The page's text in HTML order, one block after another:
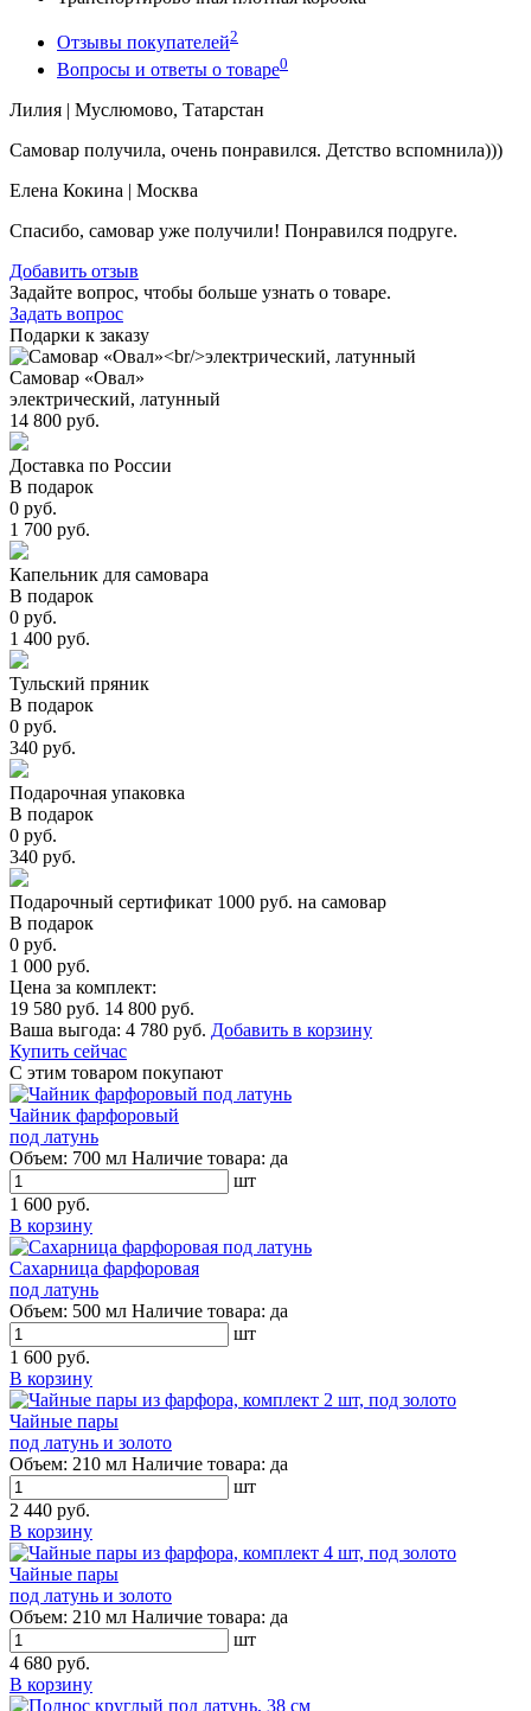
Отзывы покупателей2
Вопросы и ответы о товаре0
Лилия | Муслюмово, Татарстан
Самовар получила, очень понравился. Детство вспомнила)))
Елена Кокина | Москва
Спасибо, самовар уже получили! Понравился подруге.
Добавить отзыв
Задайте вопрос, чтобы больше узнать о товаре.
Задать вопрос
Подарки к заказу
Самовар «Овал»
электрический, латунный
14 800 руб.
Доставка по России
В подарок
0 руб.
1 700 руб.
Капельник для самовара
В подарок
0 руб.
1 400 руб.
Тульский пряник
В подарок
0 руб.
340 руб.
Подарочная упаковка
В подарок
0 руб.
340 руб.
Подарочный сертификат 1000 руб. на самовар
В подарок
0 руб.
1 000 руб.
Цена за комплект:
19 580 руб. 14 800 руб.
Ваша выгода: 4 780 руб. Добавить в корзину
Купить сейчас
С этим товаром покупают
Чайник фарфоровый
под латунь
Объем: 700 мл Наличие товара: да
шт
1 600 руб.
В корзину
Сахарница фарфоровая
под латунь
Объем: 500 мл Наличие товара: да
шт
1 600 руб.
В корзину
Чайные пары
под латунь и золото
Объем: 210 мл Наличие товара: да
шт
2 440 руб.
В корзину
Чайные пары
под латунь и золото
Объем: 210 мл Наличие товара: да
шт
4 680 руб.
В корзину